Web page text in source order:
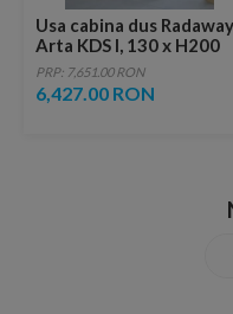
Usa cabina dus Radaway
Arta KDS I, 130 x H200
cm
PRP: 7,651.00 RON
6,427.00 RON